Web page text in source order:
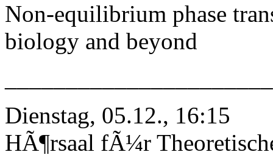
Non-equilibrium phase
biology and beyond
Dienstag, 05.12., 16:15
HÃ¶rsaal fÃ¼r